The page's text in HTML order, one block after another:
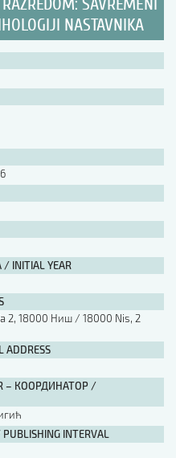
NASTAVNIKA
YEAR
2, 18000 Ниш / 18000 Nis, 2
– КООРДИНАТОР /
INTERVAL